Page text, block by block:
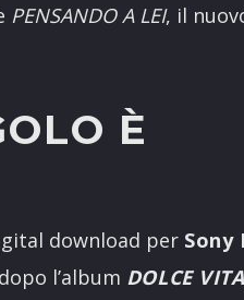
PENSANDO A LEI, il
È
download per Sony
l’album DOLCE VITA